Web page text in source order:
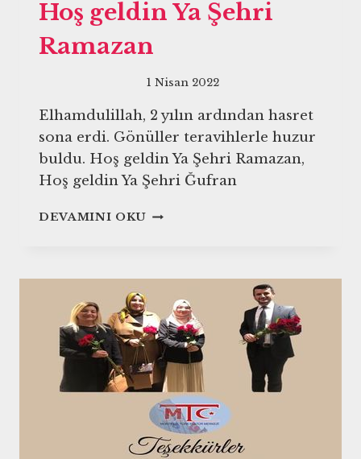
Hoş geldin Ya Şehri
Ramazan
1 Nisan 2022
Elhamdulillah, 2 yılın ardından hasret
sona erdi. Gönüller teravihlerle huzur
buldu. Hoş geldin Ya Şehri Ramazan,
Hoş geldin Ya Şehri Ğufran
DEVAMINI OKU HOŞ
RAMAZAN